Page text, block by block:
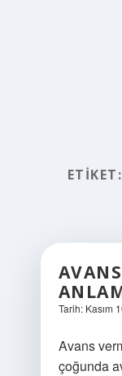
ETIKET:
Tarih: Kasım
Avans
çoğunda